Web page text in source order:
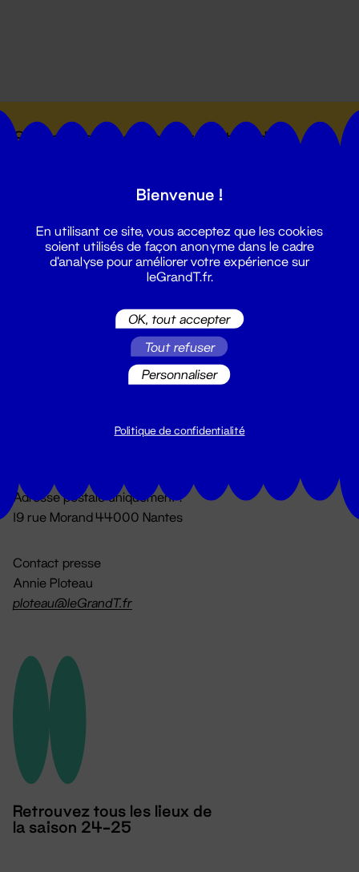
Suivez toutes les actualités du
Du lundi au vendredi 14h → 18h
Adresse postale uniquement :
19 rue Morand 44000 Nantes
Contact presse
Annie Ploteau
ploteau@leGrandT.fr
Retrouvez tous les lieux de
la saison 24-25
Bienvenue !
En utilisant ce site, vous acceptez que les cookies
soient utilisés de façon anonyme dans le cadre
d'analyse pour améliorer votre expérience sur
leGrandT.fr.
OK, tout accepter
Tout refuser
Personnaliser
Politique de confidentialité